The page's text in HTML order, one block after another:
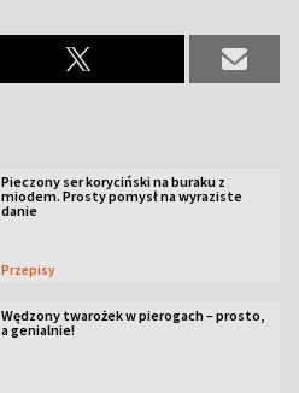
Pieczony ser koryciński na buraku z
miodem. Prosty pomysł na wyraziste
danie
Przepisy
Wędzony twarożek w pierogach – prosto,
a genialnie!